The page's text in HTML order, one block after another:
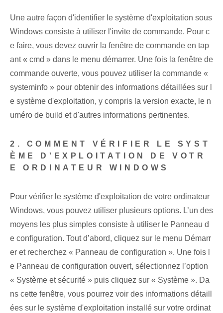
Une autre façon d'identifier le système d'exploitation sous
Windows consiste à utiliser l'invite de commande. Pour c
e faire, vous devez ouvrir la fenêtre de commande en tap
ant « cmd » dans le menu démarrer. Une fois la fenêtre de
commande ouverte, vous pouvez utiliser la commande «
systeminfo » pour obtenir des informations détaillées sur l
e système d'exploitation, y compris la version exacte, le n
uméro de build et d'autres informations pertinentes.
2. COMMENT VÉRIFIER LE SYST
ÈME D'EXPLOITATION DE VOTR
E ORDINATEUR WINDOWS
Pour vérifier le système d'exploitation de votre ordinateur
Windows, vous pouvez utiliser plusieurs options. L’un des
moyens les plus simples consiste à utiliser le Panneau d
e configuration. Tout d’abord, cliquez sur le menu Démarr
er et recherchez « Panneau de configuration ». Une fois l
e Panneau de configuration ouvert, sélectionnez l’option
« Système et sécurité » puis cliquez sur « Système ». Da
ns cette fenêtre, vous pourrez voir des informations détaill
ées sur le système d'exploitation installé sur votre ordinat